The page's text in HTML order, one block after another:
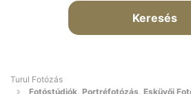
Keresés
Turul Fotózás
Fotóstúdiók, Portréfotózás, Esküvői